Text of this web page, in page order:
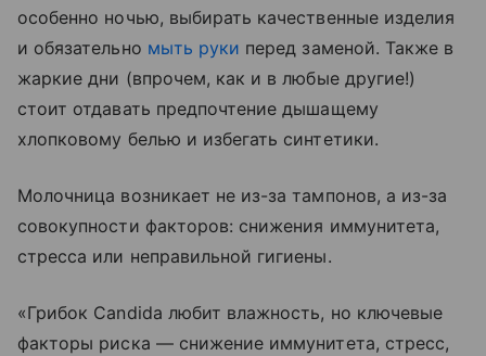
особенно ночью, выбирать качественные изделия
и обязательно мыть руки перед заменой. Также в
жаркие дни (впрочем, как и в любые другие!)
стоит отдавать предпочтение дышащему
хлопковому белью и избегать синтетики.
Молочница возникает не из-за тампонов, а из-за
совокупности факторов: снижения иммунитета,
стресса или неправильной гигиены.
«Грибок Candida любит влажность, но ключевые
факторы риска — снижение иммунитета, стресс,